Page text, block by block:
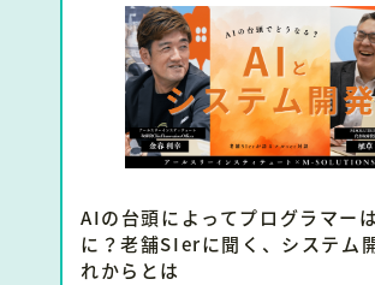
AIの台頭によってプログラマー
に？老舗SIerに聞く、システム
れからとは